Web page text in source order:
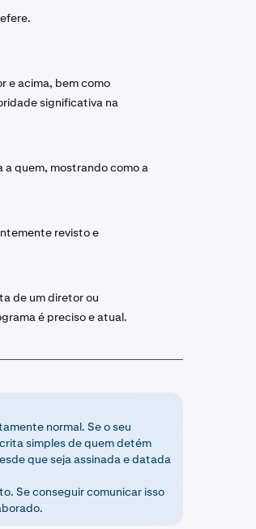
e acima, bem como
significativa na
a quem, mostrando como a
revisto e
de um diretor ou
é preciso e atual.
normal. Se o seu
simples de quem detém
que seja assinada e datada
Se conseguir comunicar isso